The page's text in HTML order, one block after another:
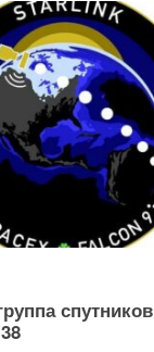
спутников